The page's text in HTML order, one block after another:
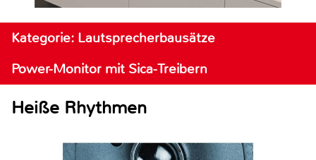
Kategorie: Lautsprecherbausätze
Power-Monitor mit Sica-Treibern
Heiße Rhythmen